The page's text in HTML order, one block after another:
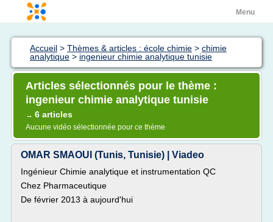
Menu
Accueil > Thèmes & articles : école chimie > chimie
analytique > ingenieur chimie analytique tunisie
Articles sélectionnés pour le thème :
ingenieur chimie analytique tunisie
→ 6 articles
Aucune vidéo sélectionnée pour ce thème
OMAR SMAOUI (Tunis, Tunisie) | Viadeo
Ingénieur Chimie analytique et instrumentation QC
Chez Pharmaceutique
De février 2013 à aujourd'hui